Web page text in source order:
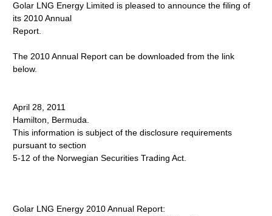
Golar LNG Energy Limited is pleased to announce the filing of
its 2010 Annual
Report.
The 2010 Annual Report can be downloaded from the link
below.
April 28, 2011
Hamilton, Bermuda.
This information is subject of the disclosure requirements
pursuant to section
5-12 of the Norwegian Securities Trading Act.
Golar LNG Energy 2010 Annual Report: